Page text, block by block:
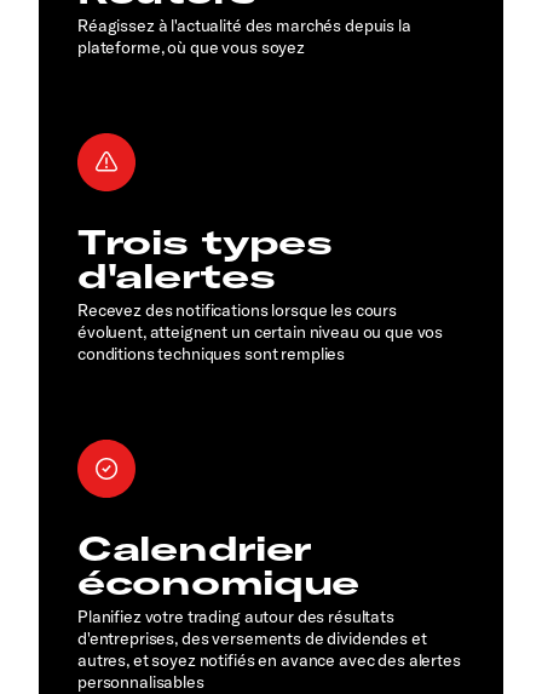
Réagissez à l'actualité des marchés depuis la
plateforme, où que vous soyez
Trois types
d'alertes
Recevez des notifications lorsque les cours
évoluent, atteignent un certain niveau ou que vos
conditions techniques sont remplies
Calendrier
économique
Planifiez votre trading autour des résultats
d'entreprises, des versements de dividendes et
autres, et soyez notifiés en avance avec des alertes
personnalisables